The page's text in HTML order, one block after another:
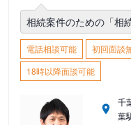
相続案件のための「相
電話相談可能 初回面談
18時以降面談可能
千
葉